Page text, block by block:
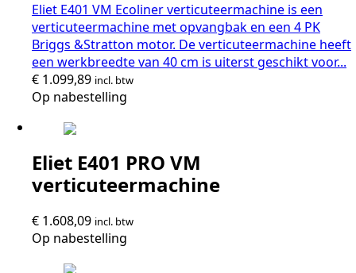
Eliet E401 VM Ecoliner verticuteermachine is een
verticuteermachine met opvangbak en een 4 PK
Briggs &Stratton motor. De verticuteermachine heeft
een werkbreedte van 40 cm is uiterst geschikt voor...
€ 1.099,89 incl. btw
Op nabestelling
Eliet E401 PRO VM
verticuteermachine
€ 1.608,09 incl. btw
Op nabestelling